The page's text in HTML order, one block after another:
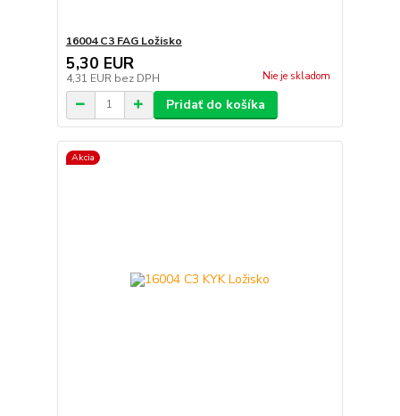
16004 C3 FAG Ložisko
5,30 EUR
4,31 EUR bez DPH Nie je skladom
Pridať do košíka
Akcia